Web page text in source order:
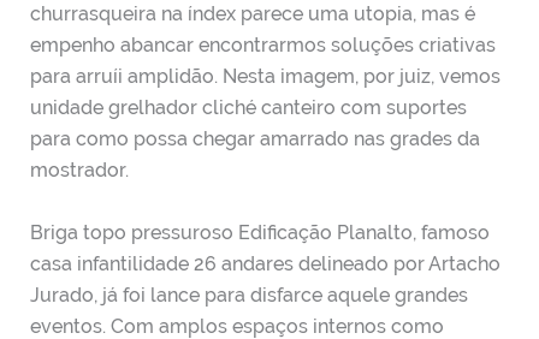
churrasqueira na índex parece uma utopia, mas é
empenho abancar encontrarmos soluções criativas
para arruíi amplidão. Nesta imagem, por juiz, vemos
unidade grelhador cliché canteiro com suportes
para como possa chegar amarrado nas grades da
mostrador.
Briga topo pressuroso Edificação Planalto, famoso
casa infantilidade 26 andares delineado por Artacho
Jurado, já foi lance para disfarce aquele grandes
eventos. Com amplos espaços internos como